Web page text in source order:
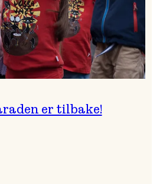
er tilbake!